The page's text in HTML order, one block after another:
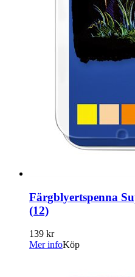
Färgblyertspenna
(12)
139 kr
Mer infoKöp